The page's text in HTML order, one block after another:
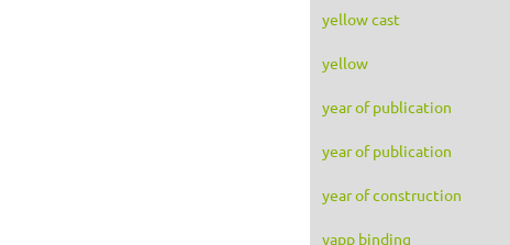
yellow cast
yellow
year of publication
year of publication
year of construction
yapp binding